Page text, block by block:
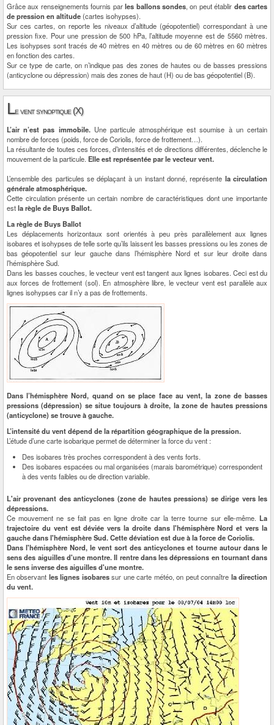
Grâce aux renseignements fournis parles ballons sondes, on peut établir des cartes
de pression en altitude(cartes isohypses).
Sur ces cartes, on reporte les niveaux d’altitude (géopotentiel) correspondant à une
pression fixe. Pour une pression de 500 hPa, l’altitude moyenne est de 5560 mètres.
Les isohypses sont tracés de 40 mètres en 40 mètres ou de 60 mètres en 60 mètres
en fonction des cartes.
Sur ce type de carte, on n’indique pas des zones de hautes ou de basses pressions
(anticyclone ou dépression) mais des zones de haut (H) ou de bas géopotentiel (B).
Le vent synoptique (X)
L’air n’est pas immobile. Une particule atmosphérique est soumise à un certain
nombre de forces (poids, force de Coriolis, force de frottement…).
La résultante de toutes ces forces, d’intensités et de directions différentes, déclenche le
mouvement de la particule. Elle est représentée par le vecteur vent.
L’ensemble des particules se déplaçant à un instant donné, représente la circulation
générale atmosphérique.
Cette circulation présente un certain nombre de caractéristiques dont une importante
estla règle de Buys Ballot.
La règle de Buys Ballot
Les déplacements horizontaux sont orientés à peu près parallèlement aux lignes
isobares et isohypses de telle sorte qu’ils laissent les basses pressions ou les zones de
bas géopotentiel sur leur gauche dans l’hémisphère Nord et sur leur droite dans
l’hémisphère Sud.
Dans les basses couches, le vecteur vent est tangent aux lignes isobares. Ceci est du
aux forces de frottement (sol). En atmosphère libre, le vecteur vent est parallèle aux
lignes isohypses car il n’y a pas de frottements.
Dans l’hémisphère Nord, quand on se place face au vent, la zone de basses
pressions (dépression) se situe toujours à droite, la zone de hautes pressions
(anticyclone) se trouve à gauche.
L’intensité du vent dépend de la répartition géographique de la pression.
L’étude d’une carte isobarique permet de déterminer la force du vent :
Des isobares très proches correspondent à des vents forts.
Des isobares espacées ou mal organisées (marais barométrique) correspondent
à des vents faibles ou de direction variable.
L'air provenant des anticyclones (zone de hautes pressions) se dirige vers les
dépressions.
Ce mouvement ne se fait pas en ligne droite car la terre tourne sur elle-même. La
trajectoire du vent est déviée vers la droite dans l'hémisphère Nord et vers la
gauche dans l'hémisphère Sud. Cette déviation est due à la force de Coriolis.
Dans l'hémisphère Nord, le vent sort des anticyclones et tourne autour dans le
sens des aiguilles d'une montre. Il rentre dans les dépressions en tournant dans
le sens inverse des aiguilles d'une montre.
En observant les lignes isobaressur une carte météo, on peut connaître la direction
du vent.